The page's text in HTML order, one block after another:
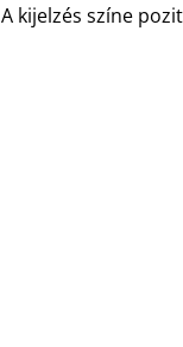
A kijelzés színe